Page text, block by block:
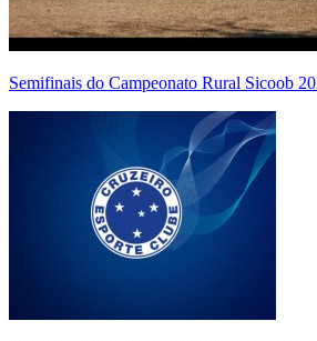
Semifinais do Campeonato Rural Sicoob